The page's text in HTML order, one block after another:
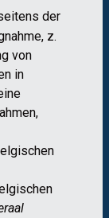
der
z.
von
in